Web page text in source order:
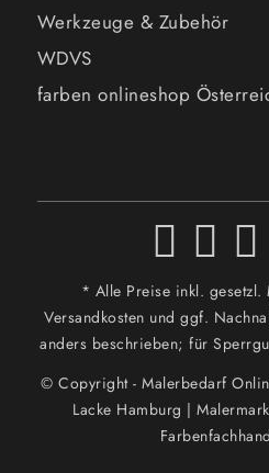
Werkzeuge & Zubehör
WDVS
farben onlineshop
* Alle Preise inkl. gesetzl.
Versandkosten und ggf.
anders beschrieben; für
© Copyright - Malerbedarf
Lacke Hamburg |